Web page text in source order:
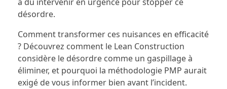
désordre.
Comment transformer ces nuisances en efficacité
? Découvrez comment le Lean Construction
considère le désordre comme un gaspillage à
éliminer, et pourquoi la méthodologie PMP aurait
exigé de vous informer bien avant l’incident.